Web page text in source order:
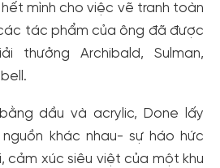
mình cho việc vẽ tranh toàn
tác phẩm của ông đã được
thưởng Archibald, Sulman,
dầu và acrylic, Done lấy
khác nhau- sự háo hức
cảm xúc siêu việt của một khu